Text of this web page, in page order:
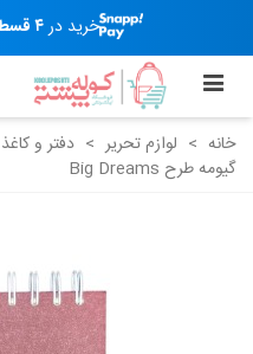
خرید در۴ قسط بدون سود
خانه > لوازم تحریر > دفتر و کاغذ
گیومه طرح Big Dreams